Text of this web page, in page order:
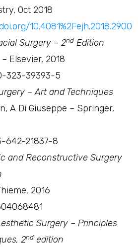
Oct 2018
10.4081%2Fejh.2018.2900
Surgery – 2nd Edition
Elsevier, 2018
323-39393-5
– Art and Techniques
A Di Giuseppe – Springer,
642-21837-8
and Reconstructive Surgery
2016
Surgery – Principles
2nd edition